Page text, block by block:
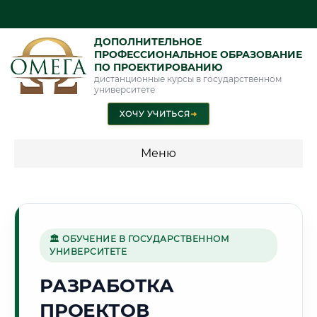
ДОПОЛНИТЕЛЬНОЕ
ПРОФЕССИОНАЛЬНОЕ ОБРАЗОВАНИЕ
ПО ПРОЕКТИРОВАНИЮ
дистанционные курсы в государственном
университете
ХОЧУ УЧИТЬСЯ➜
Меню
🌸
Г. ХУДЖАНД
🏛 ОБУЧЕНИЕ В ГОСУДАРСТВЕННОМ
УНИВЕРСИТЕТЕ
РАЗРАБОТКА
ПРОЕКТОВ